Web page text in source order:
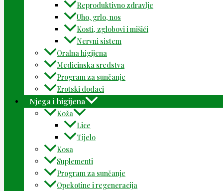
Reproduktivno zdravlje
Uho, grlo, nos
Kosti, zglobovi i mišići
Nervni sistem
Oralna higijena
Medicinska sredstva
Program za sunčanje
Erotski dodaci
Njega i higijena
Koža
Lice
Tijelo
Kosa
Suplementi
Program za sunčanje
Opekotine i regeneracija